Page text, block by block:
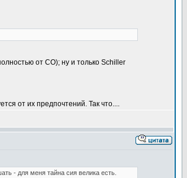
от СО); ну и только Schiller
от их предпочтений. Так что....
- для меня тайна сия велика есть.